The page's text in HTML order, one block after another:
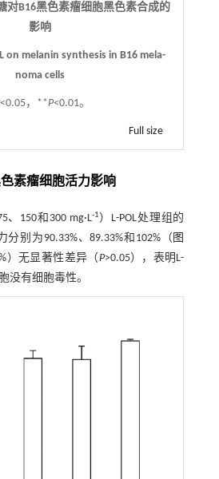
对B16黑色素瘤细胞黑色素合成的
影响
on melanin synthesis in B16 mela-
noma cells
<0.05，**P<0.01。
Full size
素瘤细胞活力影响
150和300 mg·L-1）L-POL处理组的
别为90.33%、89.33%和102%（ 图
）无显著性差异（P>0.05），表明L-
没有细胞毒性。